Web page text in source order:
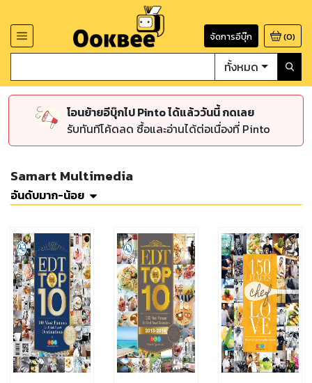
จัดการอีบุ๊ก (0)
ทั้งหมด
โอนย้ายอีบุ๊กไป Pinto ได้แล้ววันนี้ กดเลย
รับทันทีโค้ดลด ซื้อและอ่านได้ต่อเนื่องที่ Pinto
Samart Multimedia
อันดับมาก-น้อย